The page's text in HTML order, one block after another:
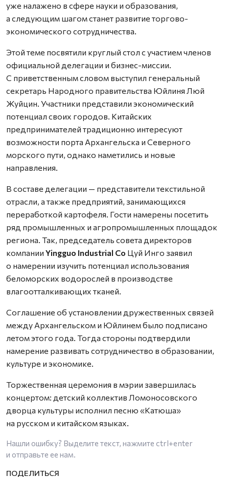
уже налажено в сфере науки и образования,
а следующим шагом станет развитие торгово-
экономического сотрудничества.
Этой теме посвятили круглый стол с участием членов
официальной делегации и бизнес-миссии.
С приветственным словом выступил генеральный
секретарь Народного правительства Юйлиня Люй
Жуйцин. Участники представили экономический
потенциал своих городов. Китайских
предпринимателей традиционно интересуют
возможности порта Архангельска и Северного
морского пути, однако наметились и новые
направления.
В составе делегации — представители текстильной
отрасли, а также предприятий, занимающихся
переработкой картофеля. Гости намерены посетить
ряд промышленных и агропромышленных площадок
региона. Так, председатель совета директоров
компании Yingguo Industrial Co Цуй Инго заявил
о намерении изучить потенциал использования
беломорских водорослей в производстве
влагоотталкивающих тканей.
Соглашение об установлении дружественных связей
между Архангельском и Юйлинем было подписано
летом этого года. Тогда стороны подтвердили
намерение развивать сотрудничество в образовании,
культуре и экономике.
Торжественная церемония в мэрии завершилась
концертом: детский коллектив Ломоносовского
дворца культуры исполнил песню «Катюша»
на русском и китайском языках.
Нашли ошибку? Выделите текст, нажмите ctrl+enter
и отправьте ее нам.